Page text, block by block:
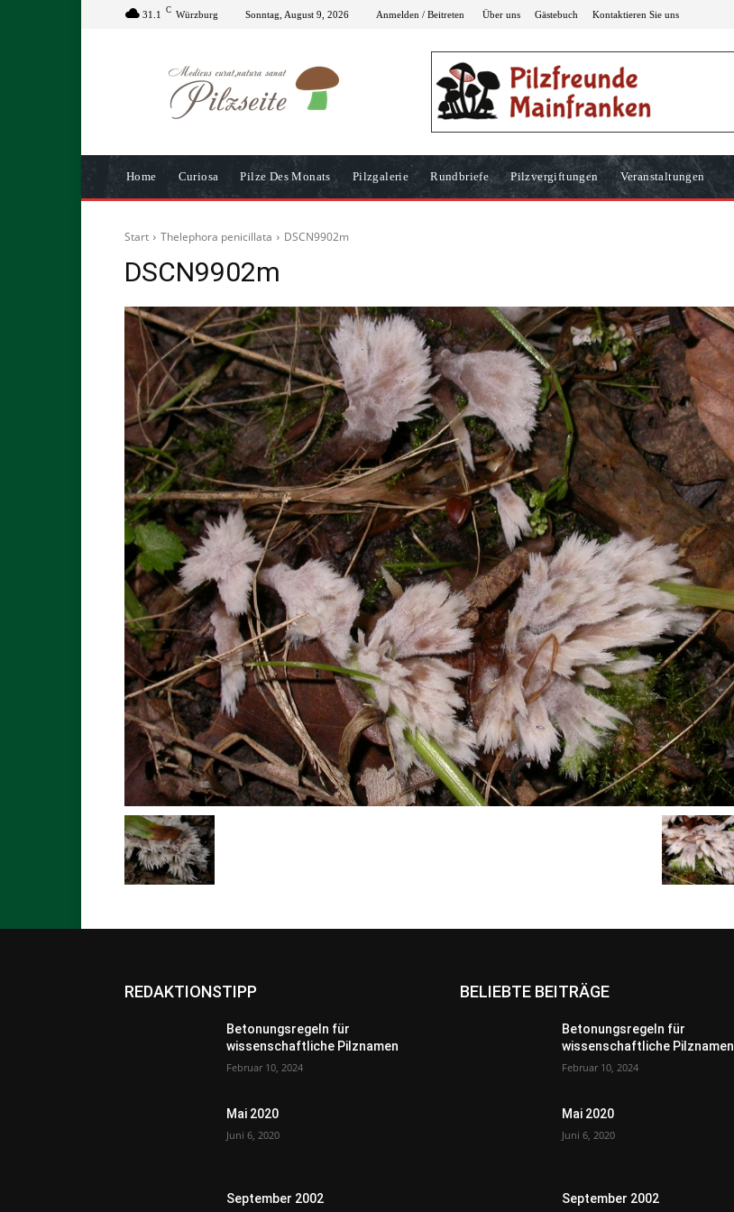
31.1 C Würzburg Sonntag, August 9, 2026 Anmelden / Beitreten Über uns Gästebuch Kontaktieren Sie uns
Home Curiosa Pilze Des Monats Pilzgalerie Rundbriefe Pilzvergiftungen Veranstaltungen
Start Thelephora penicillata DSCN9902m
DSCN9902m
REDAKTIONSTIPP
Betonungsregeln für
wissenschaftliche Pilznamen
Februar 10, 2024
Mai 2020
Juni 6, 2020
September 2002
BELIEBTE BEITRÄGE
Betonungsregeln für
wissenschaftliche Pilznamen
Februar 10, 2024
Mai 2020
Juni 6, 2020
September 2002